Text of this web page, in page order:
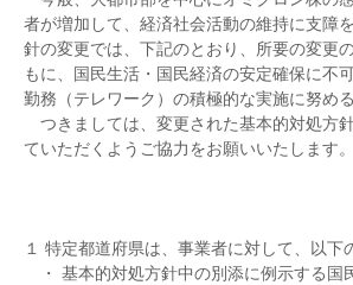
者が増加して、経済社会活動の維持に支障
針の変更では、下記のとおり、所要の変更
もに、国民生活・国民経済の安定確保に不
勤務（テレワーク）の積極的な実施に努め
つきましては、変更された基本的対処方
ていただくようご協力をお願いいたします。
１ 特定都道府県は、事業者に対して、以
・ 基本的対処方針中の別添に例示する国